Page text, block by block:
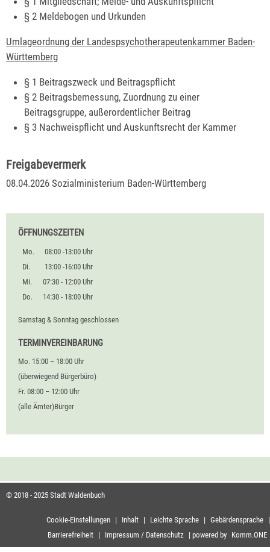
§ 2 Meldebogen und Urkunden
Umlageordnung der Landespsychotherapeutenkammer Baden-
Württemberg
§ 1 Beitragszweck und Beitragspflicht
§ 2 Beitragsbemessung, Zuordnung zu einer
Beitragsgruppe, außerordentlicher Beitrag
§ 3 Nachweispflicht und Auskunftsrecht der Kammer
Freigabevermerk
08.04.2026 Sozialministerium Baden-Württemberg
ÖFFNUNGSZEITEN
Mo.
08:00 -13:00 Uhr
Di.
13:00 -16:00 Uhr
Mi.
07:30 - 12:00 Uhr
Do.
14:30 - 18:00 Uhr
Samstag & Sonntag geschlossen
TERMINVEREINBARUNG
Mo. 15:00 – 18:00 Uhr
(überwiegend Bürgerbüro)
Fr. 08:00 – 12:00 Uhr
(alle Ämter)Bürger
© 2018 - 2025 Stadt Waldenbuch
Cookie-Einstellungen | Inhalt | Leichte Sprache | Gebärdensprache |
Barrierefreiheit | Impressum / Datenschutz | powered by Komm.ONE